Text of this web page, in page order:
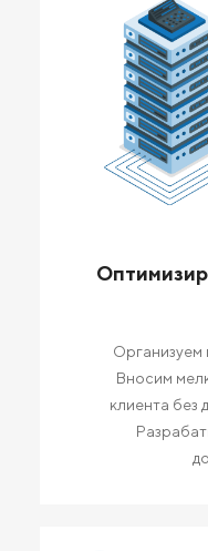
Организуем
Вносим
клиента без